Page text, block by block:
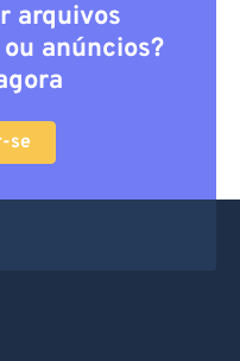
arquivos
anúncios?
se